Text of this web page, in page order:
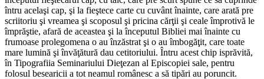
întru acelaşi cap, şi la fieştece carte cu cuvânt înainte, care arată pre
scriitoriu şi vreamea şi scoposul şi pricina cărţii şi ceale împrotivă le
împrăştie, afară de aceastea şi la începutul Bibliei mai înainte cu
frumoase prolegomena o au înzăstrat şi o au îmbogăţit, care toate
mare lumină şi învăţătură dau cetitoriului. Întru acest chip isprăvită,
în Tipografiia Seminariului Dieţezan al Episcopiei sale, pentru
folosul besearicii a tot neamul românesc a să tipări au poruncit.